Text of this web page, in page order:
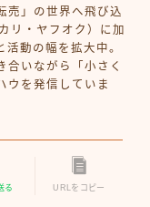
売」の世界へ飛び込
リ・ヤフオク）に加
動の幅を拡大中。
合いながら「小さく
ウを発信していま
る URLをコピー